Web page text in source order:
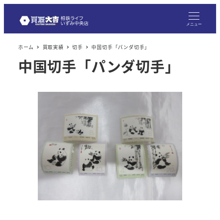
メニュー
ホーム 買取実績 切手 中国切手「パンダ切手」
中国切手「パンダ切手」